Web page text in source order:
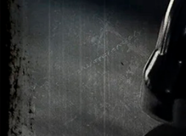
ARQ & DISEÑO
AGENDA